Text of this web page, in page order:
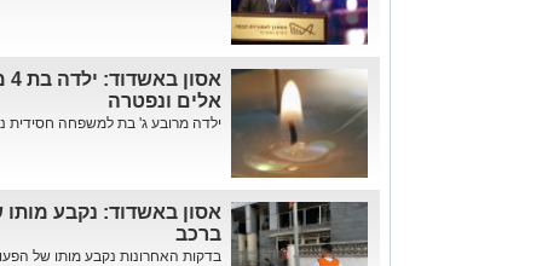
אלים ונפטרה
ילדה מרובע ג' בת למשפחה חסידית
אסון באשדוד: נקבע
ברכב
בדקות האחרונות נקבע מותו של